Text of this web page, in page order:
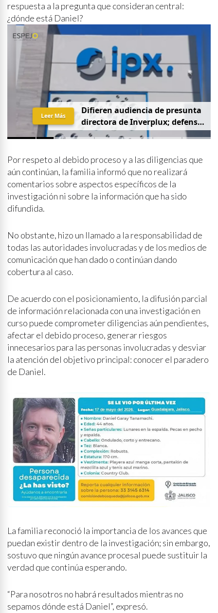
respuesta a la pregunta que consideran central:
¿dónde está Daniel?
Difieren audiencia de presunta
directora deInverplux; defensa
pidequeseaprivadaysin
Leer Más
Por respeto al debido proceso y a las diligencias que
aún continúan, la familia informó que no realizará
comentarios sobre aspectos específicos de la
investigación ni sobre la información que ha sido
difundida.
No obstante, hizo un llamado a la responsabilidad de
todas las autoridades involucradas y de los medios de
comunicación que han dado o continúan dando
cobertura al caso.
De acuerdo con el posicionamiento, la difusión parcial
de información relacionada con una investigación en
curso puede comprometer diligencias aún pendientes,
afectar el debido proceso, generar riesgos
innecesarios para las personas involucradas y desviar
la atención del objetivo principal: conocer el paradero
de Daniel.
La familia reconoció la importancia de los avances que
puedan existir dentro de la investigación; sin embargo,
sostuvo que ningún avance procesal puede sustituir la
verdad que continúa esperando.
“Para nosotros no habrá resultados mientras no
sepamos dónde está Daniel”, expresó.